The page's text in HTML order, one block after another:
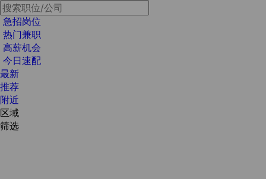
急招岗位
热门兼职
高薪机会
今日速配
最新
推荐
附近
区域
筛选